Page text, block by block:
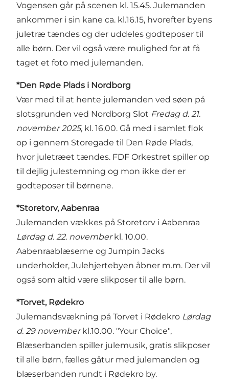
Vogensen går på scenen kl. 15.45. Julemanden
ankommer i sin kane ca. kl.16.15, hvorefter byens
juletræ tændes og der uddeles godteposer til
alle børn. Der vil også være mulighed for at få
taget et foto med julemanden.
*Den Røde Plads i Nordborg
Vær med til at hente julemanden ved søen på
slotsgrunden ved Nordborg Slot Fredag d. 21.
november 2025, kl. 16.00. Gå med i samlet flok
op i gennem Storegade til Den Røde Plads,
hvor juletræet tændes. FDF Orkestret spiller op
til dejlig julestemning og mon ikke der er
godteposer til børnene.
*Storetorv, Aabenraa
Julemanden vækkes på Storetorv i Aabenraa
Lørdag d. 22. novemberkl. 10.00.
Aabenraablæserne og Jumpin Jacks
underholder, Julehjertebyen åbner m.m. Der vil
også som altid være slikposer til alle børn.
*Torvet, Rødekro
Julemandsvækning på Torvet i Rødekro Lørdag
d. 29 novemberkl.10.00. "Your Choice",
Blæserbanden spiller julemusik, gratis slikposer
til alle børn, fælles gåtur med julemanden og
blæserbanden rundt i Rødekro by.